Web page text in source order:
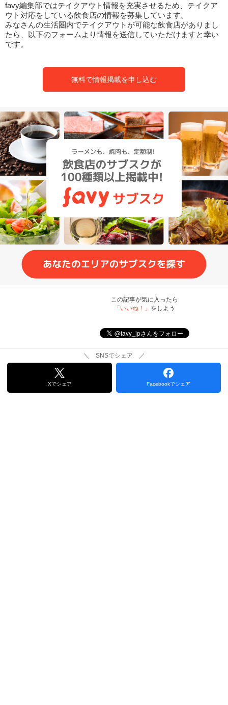
favy編集部ではテイクアウト情報を充実させるため、テイクア
ウト対応をしている飲食店の情報を募集しています。
みなさんの生活圏内でテイクアウトが可能な飲食店がありまし
たら、以下のフォームより情報を送信していただけますと幸い
です。
無料で情報掲載を申し込む
この記事が気に入ったら
「いいね！」 をしよう
＼ SNSでシェア ／
Xでシェア Facebookでシェア